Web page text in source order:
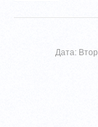
Дата: